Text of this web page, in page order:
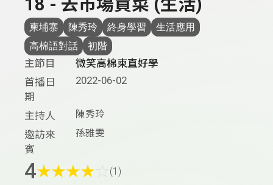
18 - 去市場買菜 (生活)
柬埔寨 陳秀玲 終身學習
生活應用
高棉語對話
初階
主節目
微笑高棉柬直好學
首播日
期
2022-06-02
主持人 陳秀玲
邀訪來
賓
孫雅雯
4★★★★ (1)